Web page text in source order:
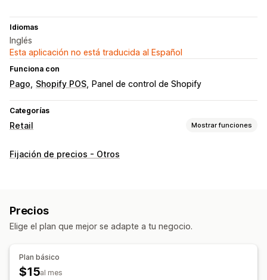
Idiomas
Inglés
Esta aplicación no está traducida al Español
Funciona con
Pago Shopify POS Panel de control de Shopify
Categorías
Retail Mostrar funciones
POS
Gestión de inventario
Niveles de inventario
Sincronización en tiempo real
Múltiples sucursales
Fijación de precios - Otros
Precios
Elige el plan que mejor se adapte a tu negocio.
Plan básico
$15al mes